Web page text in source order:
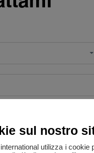
sul nostro
utilizza i cookie